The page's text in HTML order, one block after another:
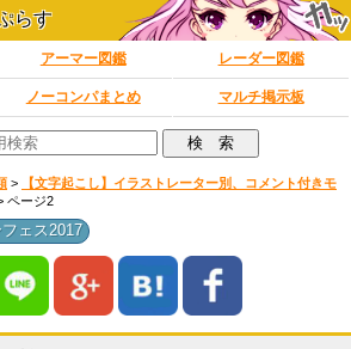
らす
アーマー図鑑 レーダー図鑑
ノーコンパまとめ マルチ掲示板
>
【文字起こし】イラストレーター別、コメント付きモ
ページ2
ェス2017